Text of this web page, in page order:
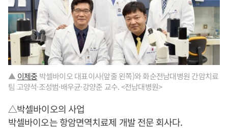
▲ 이제중 박셀바이오 대표이사(앞줄 왼쪽)와 화순전남대병원 간암치료
팀 고양석·조성범·배우균·강양준 교수. <전남대병원>
△박셀바이오의 사업
박셀바이오는 항암면역치료제 개발 전문 회사다.